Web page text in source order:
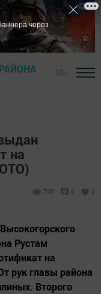
на
756 0 0
Рустам
на
рук главы района
Второго
через